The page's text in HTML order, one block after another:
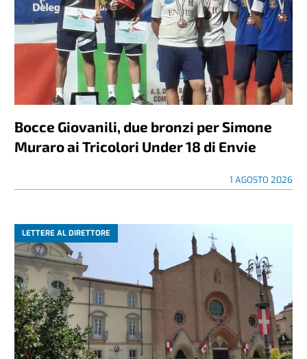
Bocce Giovanili, due bronzi per Simone
Muraro ai Tricolori Under 18 di Envie
1 AGOSTO 2026
LETTERE AL DIRETTORE